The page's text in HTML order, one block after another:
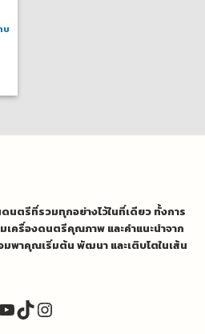
บ
ตรีที่รวมทุกอย่างไว้ในที่เดียว ทั้งการ
ครื่องดนตรีคุณภาพ และคำแนะนำจาก
พาคุณเริ่มต้น พัฒนา และเติบโตในเส้น
TikTok
Instagram